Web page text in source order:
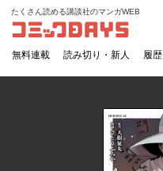
コミックDAYS
たくさん読める講談社のマンガWEB
無料連載 読み切り・新人 履歴